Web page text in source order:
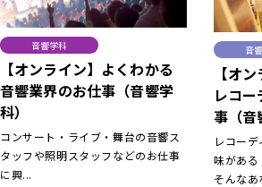
音響学科
【オンライン】よくわかる
音響業界のお仕事（音響学
科）
コンサート・ライブ・舞台の音響ス
タッフや照明スタッフなどのお仕事
に興...
音
【オ
レコ
事（音
レコー
味がある
そんなあ